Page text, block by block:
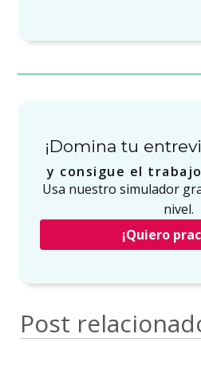
¡Domina tu
y consigue el
Usa nuestro simulador
nivel.
¡Quiero
Post